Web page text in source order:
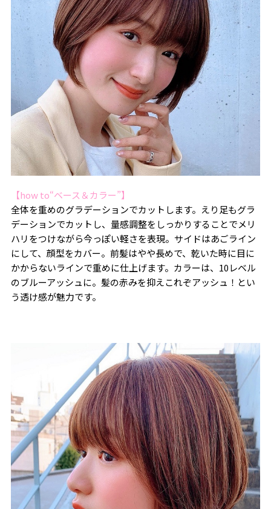
【how to“ベース＆カラー”】
全体を重めのグラデーションでカットします。えり足もグラ
デーションでカットし、量感調整をしっかりすることでメリ
ハリをつけながら今っぽい軽さを表現。サイドはあごライン
にして、顔型をカバー。前髪はやや長めで、乾いた時に目に
かからないラインで重めに仕上げます。カラーは、10レベル
のブルーアッシュに。髪の赤みを抑えこれぞアッシュ！とい
う透け感が魅力です。